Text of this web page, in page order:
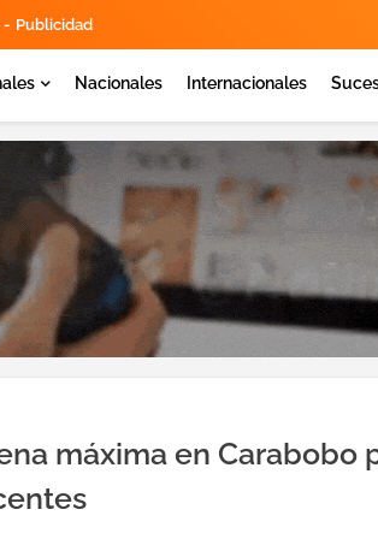
Publicidad
Nacionales Internacionales
máxima en Carabobo